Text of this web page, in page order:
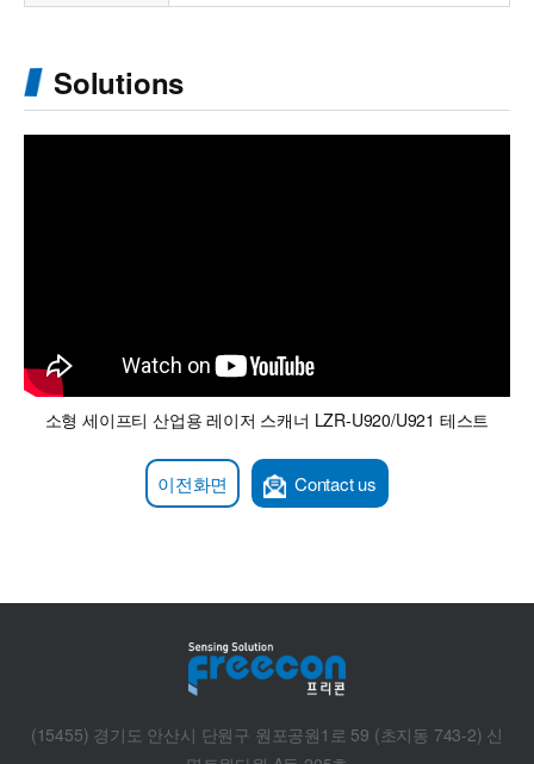
Solutions
소형 세이프티 산업용 레이저 스캐너 LZR-U920/U921 테스트
이전화면 Contact us
(15455) 경기도 안산시 단원구 원포공원1로 59 (초지동 743-2) 신